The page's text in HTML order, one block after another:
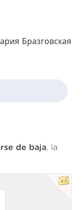
Бразговская
de baja, la